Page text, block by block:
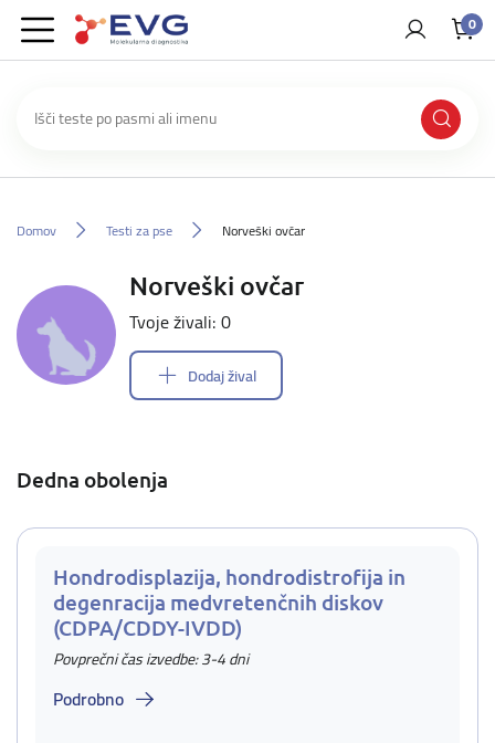
0
Domov Testi za pse Norveški ovčar
Norveški ovčar
Tvoje živali: 0
Dodaj žival
Dedna obolenja
Hondrodisplazija, hondrodistrofija in
degenracija medvretenčnih diskov
(CDPA/CDDY-IVDD)
Povprečni čas izvedbe: 3-4 dni
Podrobno